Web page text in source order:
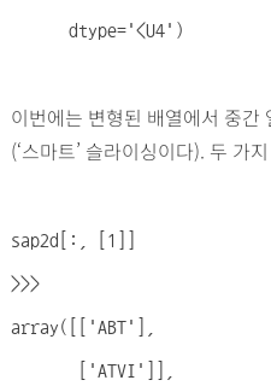
dtype='<U4')
이번에는 변형된 배열에서 중간
(‘스마트’ 슬라이싱이다). 두 가
sap2d[:, [1]]
>>>
array([['ABT'],
['ATVI']],